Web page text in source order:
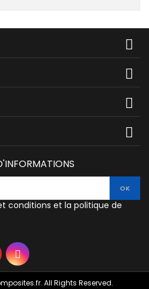




conditions et la politique de
All Rights Reserved.